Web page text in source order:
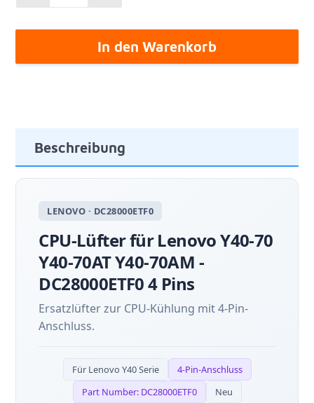
In den Warenkorb
Beschreibung
LENOVO · DC28000ETF0
CPU-Lüfter für Lenovo Y40-70
Y40-70AT Y40-70AM -
DC28000ETF0 4 Pins
Ersatzlüfter zur CPU-Kühlung mit 4-Pin-
Anschluss.
Für Lenovo Y40 Serie
4-Pin-Anschluss
Part Number: DC28000ETF0
Neu